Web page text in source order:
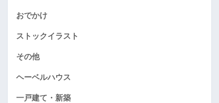
おでかけ
ストックイラスト
その他
ヘーベルハウス
一戸建て・新築